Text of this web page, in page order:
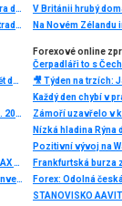
Historická data, kde je získat, jak připojit svého data providera do MultiCharts a proč je budeme potřebovat? (4. díl)
Jak obchodují profíci: Fibonacci trading - systém úspěšných traderů
V Británii hrubý
Na Novém Zélandu
Zlato vyráží k novým maximům: Tři důvody, proč žlutý kov opět dominuje
Krypto šeptanda: Co přinesl poslední týden v kryptosvětě (7. 8. 2026)
Analýza DAX, Nasdaq, EUR/USD: Zlepšený sentiment poslal DAX na nová maxima
Praktické okénko: Bitcoin aktuálně jako spekulativní, nikoli investiční aktivum
Forexové online
Nízká hladina
Pozitivní vývoj na
Frankfurtská burza